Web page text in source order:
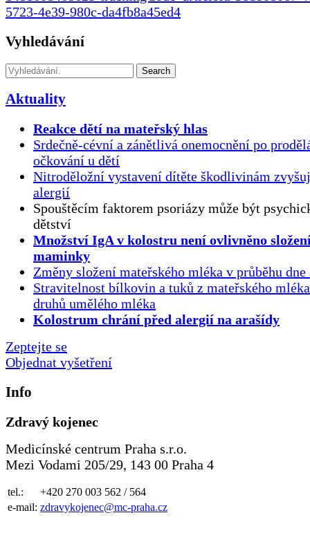
5723-4e39-980c-da4fb8a45ed4
Vyhledávání
Search
Aktuality
Reakce dětí na mateřský hlas
Srdečně-cévní a zánětlivá onemocnění po
očkování u dětí
Nitroděložní vystavení dítěte škodlivinám
alergií
Spouštěcím faktorem psoriázy může být
dětství
Množství IgA v kolostru není ovlivněno
maminky
Změny složení mateřského mléka v průběhu dne
Stravitelnost bílkovin a tuků z mateřského
druhů umělého mléka
Kolostrum chrání před alergií na arašídy
Zeptejte se
Objednat vyšetření
Info
Zdravý kojenec
Medicínské centrum Praha s.r.o.
Mezi Vodami 205/29, 143 00 Praha 4
tel.:
+420 270 003 562 / 564
e-mail: zdravykojenec@mc-praha.cz